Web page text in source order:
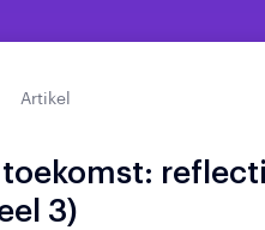
Artikel
3)